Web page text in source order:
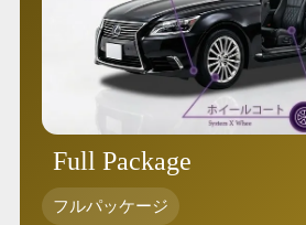
Full Package
フルパッケージ